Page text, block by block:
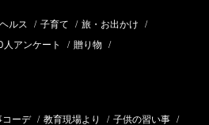
ヘルス / 子育て / 旅・お出かけ /
人アンケート / 贈り物 /
コーデ / 教育現場より / 子供の習い事 /